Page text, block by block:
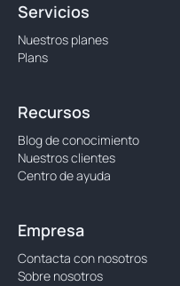
Servicios
Nuestros planes
Plans
Recursos
Blog de conocimiento
Nuestros clientes
Centro de ayuda
Empresa
Contacta con nosotros
Sobre nosotros